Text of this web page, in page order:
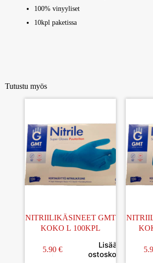
100% vinyyliset
10kpl paketissa
Tutustu myös
NITRIILIKÄSINEET GMT
KOKO L 100KPL
5.90 €
Lisää
ostoskoriin